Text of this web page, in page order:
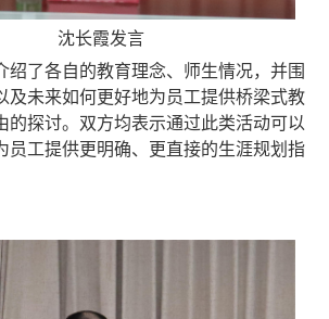
沈长霞发言
绍了各自的教育理念、 师生情况，并围
及未来如何更好地为员工提供桥梁式教
的探讨。双方均表示通过此类活动可以
员工提供更明确、更直接的生涯规划指